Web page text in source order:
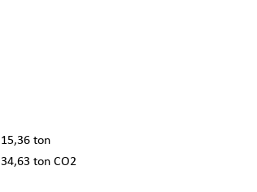
15,36 ton
34,63 ton CO2